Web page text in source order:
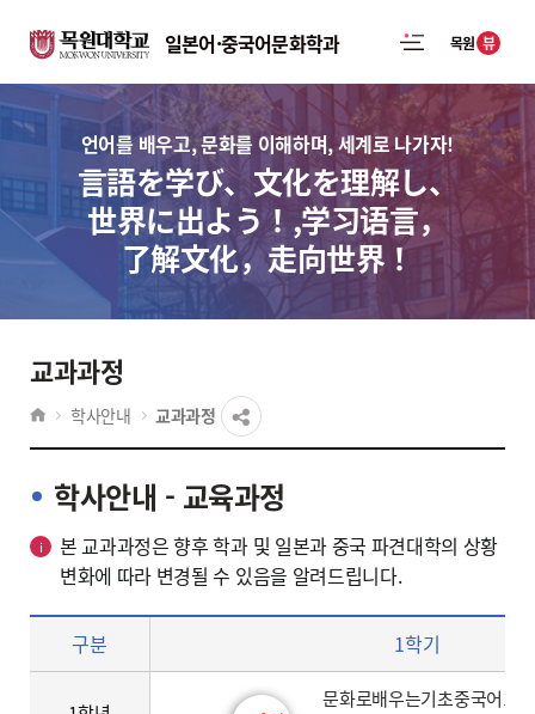
일본어·중국어문화학과 목원 뷰
언어를 배우고, 문화를 이해하며, 세계로 나가자!
言語を学び、文化を理解し、
世界に出よう！,学习语言，
了解文化，走向世界！
교과과정
학사안내 교과과정
학사안내 - 교육과정
본 교과과정은 향후 학과 및 일본과 중국 파견대학의 상황
변화에 따라 변경될 수 있음을 알려드립니다.
학사안내 – 학년, 학기, 과목명
구분 1학기
문화로배우는기초중국어1